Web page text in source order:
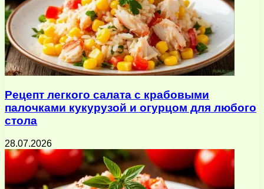
Рецепт легкого салата с крабовыми
палочками кукурузой и огурцом для любого
стола
28.07.2026